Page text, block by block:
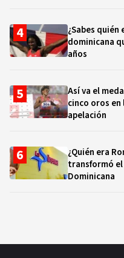
¿Sabes
dominicana
años
Así va el
cinco oros
apelación
¿Quién era
transformó el
Dominicana